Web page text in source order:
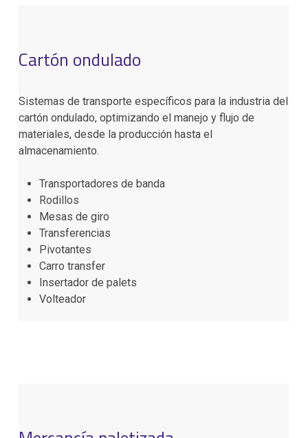
Cartón ondulado
Sistemas de transporte específicos para la industria del
cartón ondulado, optimizando el manejo y flujo de
materiales, desde la producción hasta el
almacenamiento.
Transportadores de banda
Rodillos
Mesas de giro
Transferencias
Pivotantes
Carro transfer
Insertador de palets
Volteador